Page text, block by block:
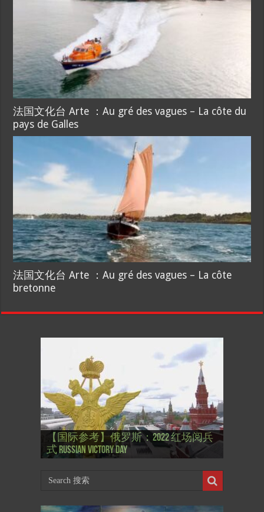
法国文化台 Arte ：Au gré des vagues – La côte du
pays de Galles
法国文化台 Arte ：Au gré des vagues – La côte
bretonne
【国际参考】俄罗斯：2022 红场阅兵
式 Russian Victory Day
【国际参考】”戏剧性“服装设计师
Thierry Mugler 蒂埃里.穆勒 去世, 享年 73
岁
【国际参考】海湖庄园: Xi & Trump 内幕
Mar-a-Lago leak
【东西视记】1937年的毕加索, 海明威,
肯尼迪 1937 – La fin de l’innocence (2/2)
【东西视记】1937年的毕加索, 海明威,
肯尼迪 1937 – La fin de l’innocence (1/2)
【东西视记】1961年4月12日 尤里·加加
林 成为第一“太空人”